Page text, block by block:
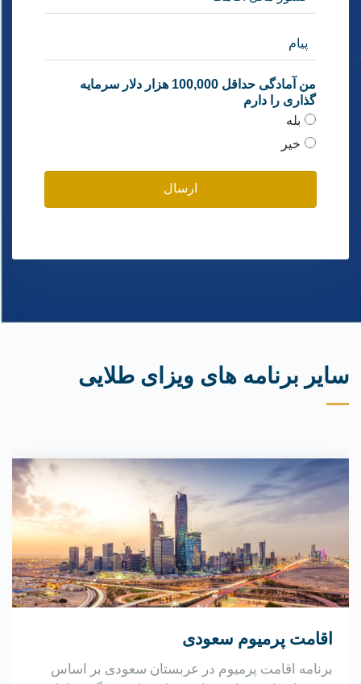
من آمادگی حداقل 100,000 هزار دلار سرمایه
گذاری را دارم
بله
خیر
ارسال
سایر برنامه های ویزای طلایی
اقامت پرمیوم سعودی
برنامه اقامت پرمیوم در عربستان سعودی بر اساس